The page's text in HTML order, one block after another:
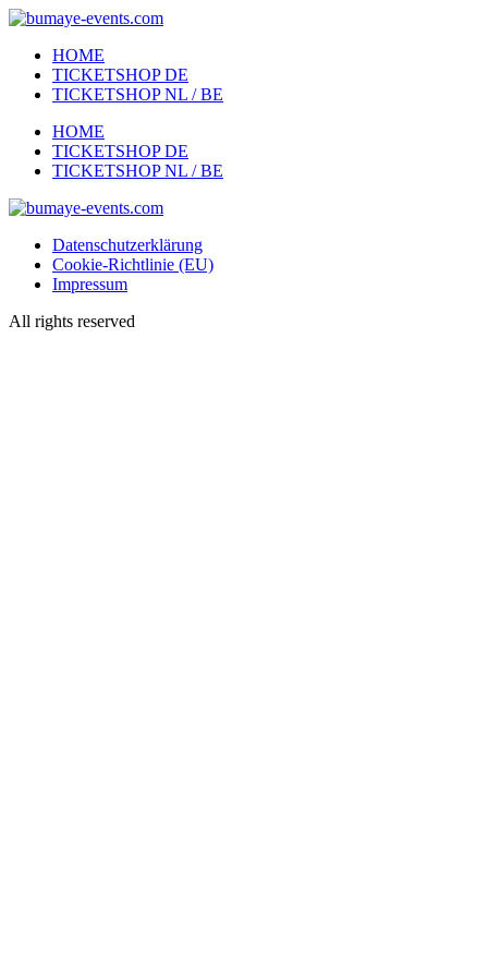
Zum
wechselnHOME
TICKETSHOP DE
TICKETSHOP NL / BE
Menü
HOME
TICKETSHOP DE
TICKETSHOP NL / BE
Datenschutzerklärung
Cookie-Richtlinie (EU)
Impressum
All rights reserved